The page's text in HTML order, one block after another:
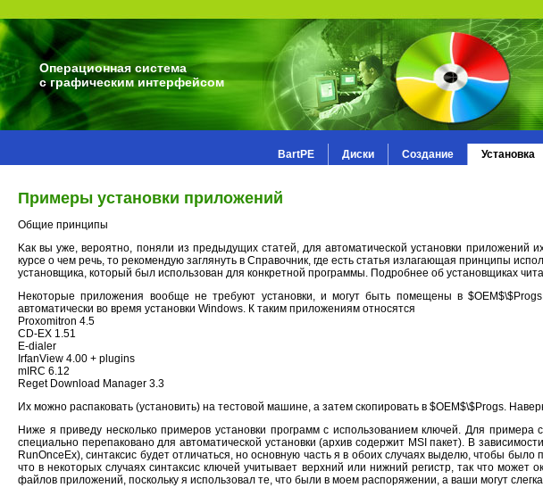
Операционная система
с графическим интерфейсом
BartPE Диски Создание Установка
Примеры установки приложений
Общие принципы
Kак вы уже, вероятно, поняли из предыдущих статей, для автоматической установки
курсе о чем речь, то рекомендую заглянуть в Справочник, где есть статья излагающая принципы
установщика, который был использован для конкретной программы. Подробнее об установщиках
Некоторые приложения вообще не требуют установки, и могут быть помещены в
автоматически во время установки Windows. К таким приложениям относятся
Proxomitron 4.5
CD-EX 1.51
E-dialer
IrfanView 4.00 + plugins
mIRC 6.12
Reget Download Manager 3.3
Их можно распаковать (установить) на тестовой машине, а затем скопировать в $OEM$\$Progs.
Ниже я приведу несколько примеров установки программ с использованием ключей. Для
специально перепаковано для автоматической установки (архив содержит MSI пакет). В
RunOnceEx), синтаксис будет отличаться, но основную часть я в обоих случаях выделю, чтобы
что в некоторых случаях синтаксис ключей учитывает верхний или нижний регистр, так что
файлов приложений, поскольку я использовал те, что были в моем распоряжении, а ваши могут